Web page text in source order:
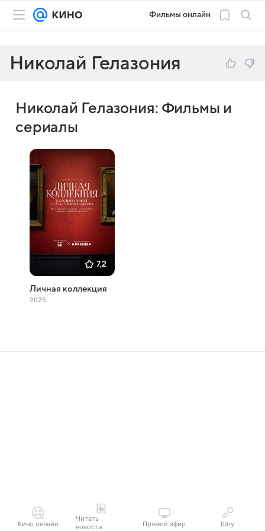
Фильмы онлайн
Николай Гелазония
Николай Гелазония: Фильмы и
сериалы
7,2
Личная коллекция
2025
Кино онлайн
Читать
новости
Прямой эфир Шоу